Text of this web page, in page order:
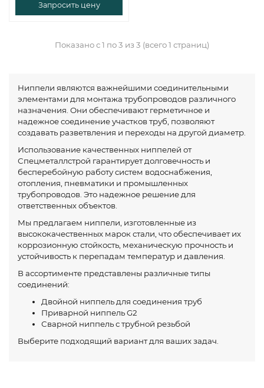
Запросить цену
Показано с 1 по 3 из 3 (всего 1 страниц)
Ниппели являются важнейшими соединительными
элементами для монтажа трубопроводов различного
назначения. Они обеспечивают герметичное и
надежное соединение участков труб, позволяют
создавать разветвления и переходы на другой диаметр.
Использование качественных ниппелей от
Спецметаллстрой гарантирует долговечность и
бесперебойную работу систем водоснабжения,
отопления, пневматики и промышленных
трубопроводов. Это надежное решение для
ответственных объектов.
Мы предлагаем ниппели, изготовленные из
высококачественных марок стали, что обеспечивает их
коррозионную стойкость, механическую прочность и
устойчивость к перепадам температур и давления.
В ассортименте представлены различные типы
соединений:
Двойной ниппель для соединения труб
Приварной ниппель G2
Сварной ниппель с трубной резьбой
Выберите подходящий вариант для ваших задач.